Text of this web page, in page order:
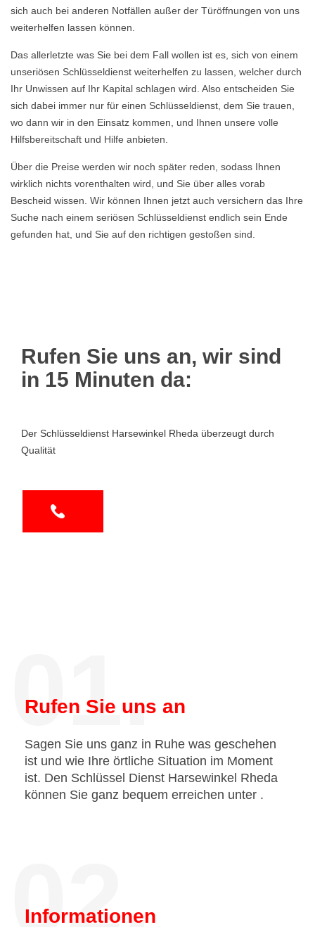
sich auch bei anderen Notfällen außer der Türöffnungen von uns
weiterhelfen lassen können.
Das allerletzte was Sie bei dem Fall wollen ist es, sich von einem
unseriösen Schlüsseldienst weiterhelfen zu lassen, welcher durch
Ihr Unwissen auf Ihr Kapital schlagen wird. Also entscheiden Sie
sich dabei immer nur für einen Schlüsseldienst, dem Sie trauen,
wo dann wir in den Einsatz kommen, und Ihnen unsere volle
Hilfsbereitschaft und Hilfe anbieten.
Über die Preise werden wir noch später reden, sodass Ihnen
wirklich nichts vorenthalten wird, und Sie über alles vorab
Bescheid wissen. Wir können Ihnen jetzt auch versichern das Ihre
Suche nach einem seriösen Schlüsseldienst endlich sein Ende
gefunden hat, und Sie auf den richtigen gestoßen sind.
Rufen Sie uns an, wir sind
in 15 Minuten da:
Der Schlüsseldienst Harsewinkel Rheda überzeugt durch
Qualität
01.
Rufen Sie uns an
Sagen Sie uns ganz in Ruhe was geschehen
ist und wie Ihre örtliche Situation im Moment
ist. Den Schlüssel Dienst Harsewinkel Rheda
können Sie ganz bequem erreichen unter .
02.
Informationen